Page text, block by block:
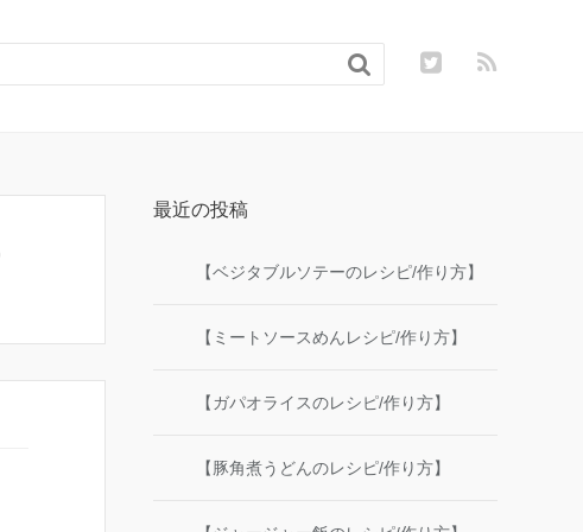

最近の投稿
【ベジタブルソテーのレシピ/作り方】
【ミートソースめんレシピ/作り方】
【ガパオライスのレシピ/作り方】
【豚角煮うどんのレシピ/作り方】